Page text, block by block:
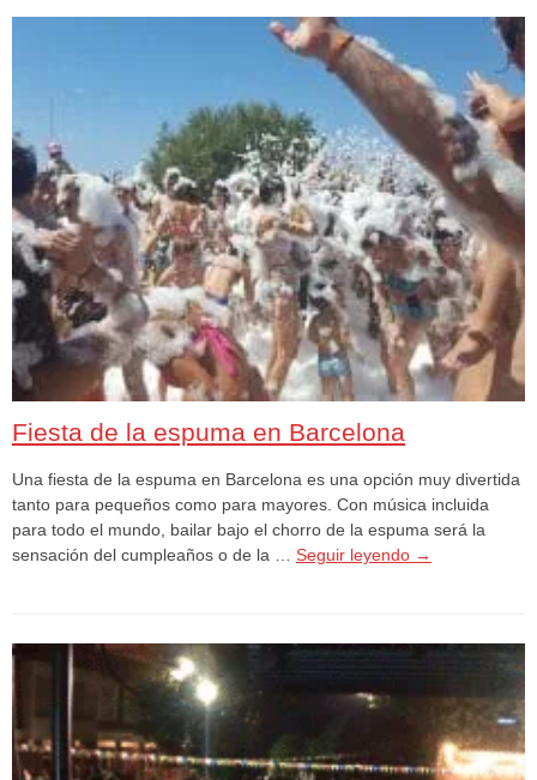
Fiesta de la espuma en Barcelona
Una fiesta de la espuma en Barcelona es una opción muy divertida
tanto para pequeños como para mayores. Con música incluida
para todo el mundo, bailar bajo el chorro de la espuma será la
sensación del cumpleaños o de la … Seguir leyendo →